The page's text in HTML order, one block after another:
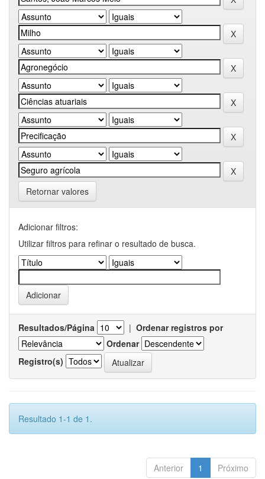
Retornar valores
Adicionar filtros:
Utilizar filtros para refinar o resultado de busca.
Resultados/Página | Ordenar registros por
Ordenar
Registro(s)
Resultado 1-1 de 1.
Anterior 1 Próximo